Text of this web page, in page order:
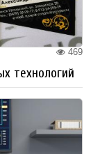
469
технологий